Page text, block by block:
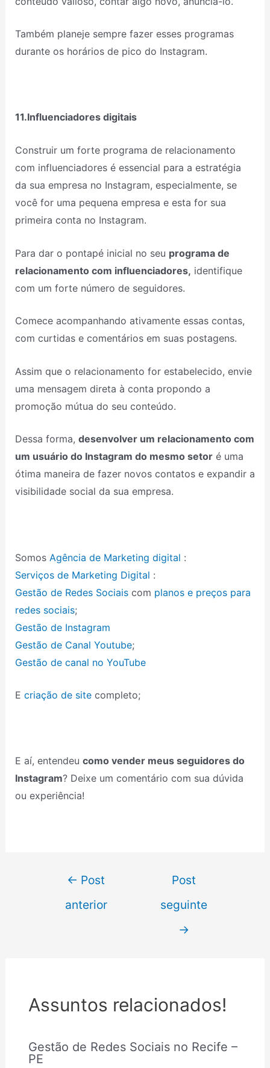
Também planeje sempre fazer esses programas
durante os horários de pico do Instagram.
11.Influenciadores digitais
Construir um forte programa de relacionamento
com influenciadores é essencial para a estratégia
da sua empresa no Instagram, especialmente, se
você for uma pequena empresa e esta for sua
primeira conta no Instagram.
Para dar o pontapé inicial no seu programa de
relacionamento com influenciadores, identifique
com um forte número de seguidores.
Comece acompanhando ativamente essas contas,
com curtidas e comentários em suas postagens.
Assim que o relacionamento for estabelecido, envie
uma mensagem direta à conta propondo a
promoção mútua do seu conteúdo.
Dessa forma, desenvolver um relacionamento com
um usuário do Instagram do mesmo setoré uma
ótima maneira de fazer novos contatos e expandir a
visibilidade social da sua empresa.
Somos Agência de Marketing digital :
Serviços de Marketing Digital :
Gestão de Redes Sociaiscom planos e preços para
redes sociais;
Gestão de Instagram
Gestão de Canal Youtube;
Gestão de canal no YouTube
E criação de sitecompleto;
E aí, entendeu como vender meus seguidores do
Instagram? Deixe um comentário com sua dúvida
ou experiência!
← Post
anterior
Post
seguinte
→
Assuntos relacionados!
Gestão de Redes Sociais no Recife –
PE